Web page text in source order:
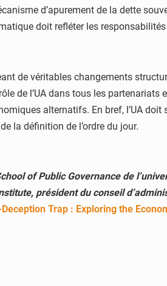
d’apurement de la dette
doit refléter les
de véritables changements
de l’UA dans tous les
alternatifs. En bref, l’UA
la définition de l’ordre du jour.
of Public Governance de
président du conseil
Trap : Exploring the